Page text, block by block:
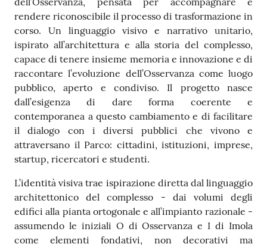
rendere riconoscibile il processo di trasformazione in
corso. Un linguaggio visivo e narrativo unitario,
ispirato all’architettura e alla storia del complesso,
capace di tenere insieme memoria e innovazione e di
raccontare l’evoluzione dell’Osservanza come luogo
pubblico, aperto e condiviso. Il progetto nasce
dall’esigenza di dare forma coerente e
contemporanea a questo cambiamento e di facilitare
il dialogo con i diversi pubblici che vivono e
attraversano il Parco: cittadini, istituzioni, imprese,
startup, ricercatori e studenti.
L’identità visiva trae ispirazione diretta dal linguaggio
architettonico del complesso - dai volumi degli
edifici alla pianta ortogonale e all’impianto razionale -
assumendo le iniziali O di Osservanza e I di Imola
come elementi fondativi, non decorativi ma